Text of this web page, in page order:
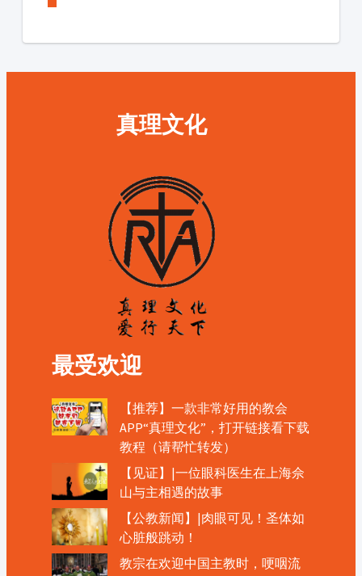
真理文化
最受欢迎
【推荐】一款非常好用的教会
APP“真理文化”，打开链接看下载
教程（请帮忙转发）
【见证】|一位眼科医生在上海佘
山与主相遇的故事
【公教新闻】|肉眼可见！圣体如
心脏般跳动！
教宗在欢迎中国主教时，哽咽流